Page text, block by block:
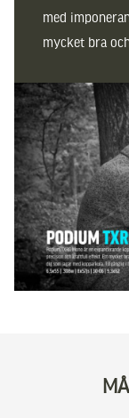
med
mycket bra